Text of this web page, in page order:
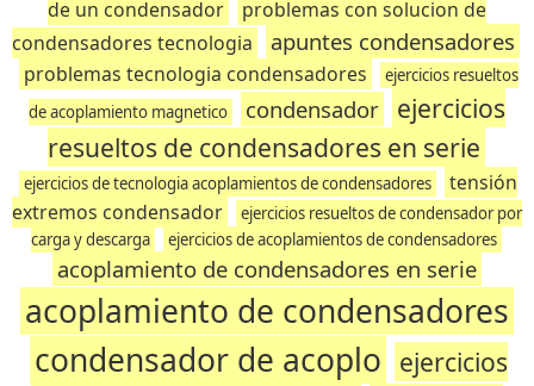
de un condensador
problemas con solucion de
condensadores tecnologia
apuntes condensadores
problemas tecnologia condensadores
ejercicios resueltos
de acoplamiento magnetico
condensador
ejercicios
resueltos de condensadores en serie
ejercicios de tecnologia acoplamientos de condensadores
tensión
extremos condensador
ejercicios resueltos de condensador por
carga y descarga
ejercicios de acoplamientos de condensadores
acoplamiento de condensadores en serie
acoplamiento de condensadores
condensador de acoplo ejercicios